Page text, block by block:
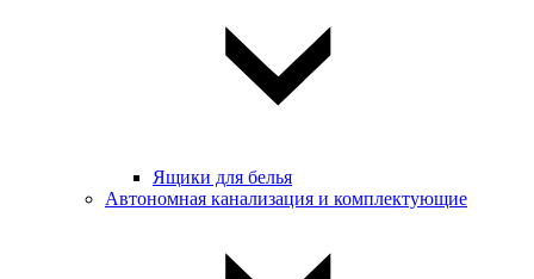
Ящики для белья
Автономная канализация и комплектующие